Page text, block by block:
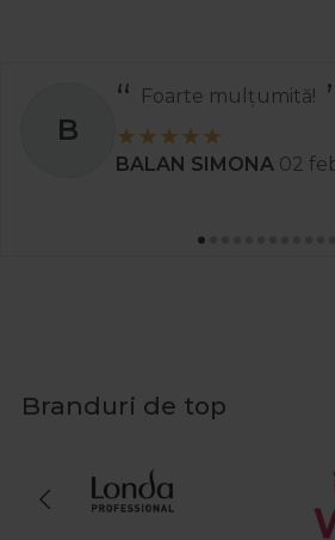
S
Recomand
Stanciu Aura Andreea
Branduri de top